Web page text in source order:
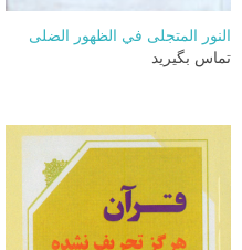
النور المتجلی في الظهور الضلی
تماس بگیرید